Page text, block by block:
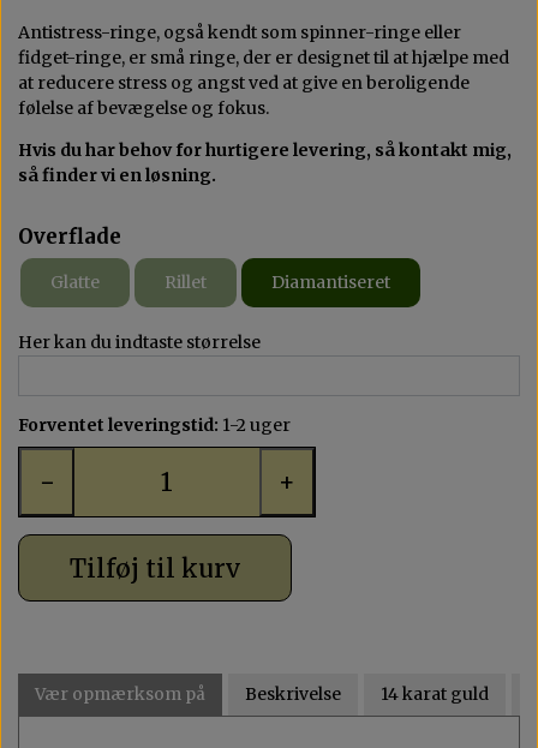
Antistress-ringe, også kendt som spinner-ringe eller
fidget-ringe, er små ringe, der er designet til at hjælpe med
at reducere stress og angst ved at give en beroligende
følelse af bevægelse og fokus.
Hvis du har behov for hurtigere levering, så kontakt mig,
så finder vi en løsning.
Overflade
Glatte Rillet Diamantiseret
Her kan du indtaste størrelse
Forventet leveringstid: 1-2 uger
− +
Tilføj til kurv
Vær opmærksom på Beskrivelse 14 karat guld